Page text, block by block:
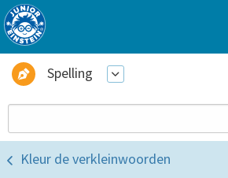
Spelling
Kleur de verkleinwoorden